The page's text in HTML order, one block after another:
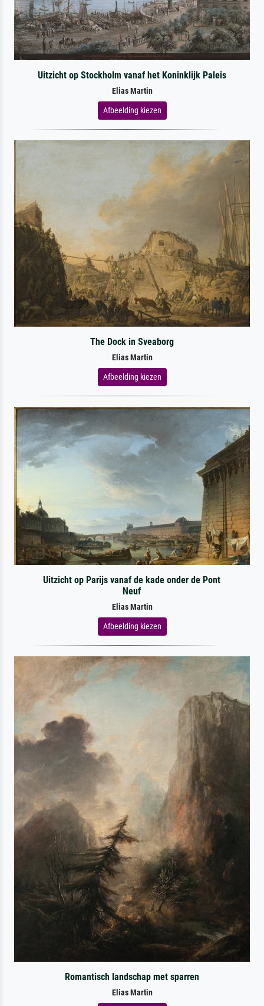
Uitzicht op Stockholm vanaf het Koninklijk Paleis
Elias Martin
Afbeelding kiezen
The Dock in Sveaborg
Elias Martin
Afbeelding kiezen
Uitzicht op Parijs vanaf de kade onder de Pont
Neuf
Elias Martin
Afbeelding kiezen
Romantisch landschap met sparren
Elias Martin